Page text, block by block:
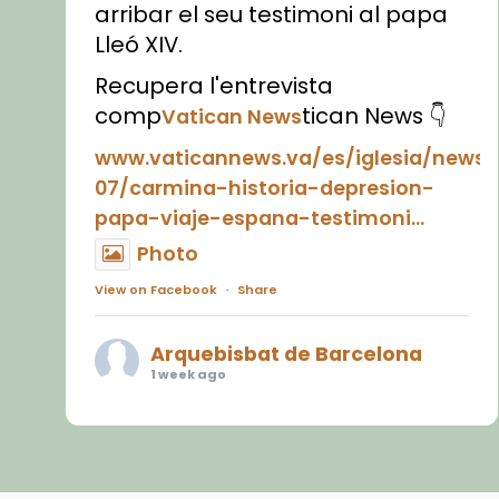
arribar el seu testimoni al papa
Lleó XIV.
Recupera l'entrevista
compVatican Newstican News 👇
www.vaticannews.va/es/iglesia/news/
07/carmina-historia-depresion-
papa-viaje-espana-testimoni...
Photo
View on Facebook · Share
Arquebisbat de Barcelona
1 week ago